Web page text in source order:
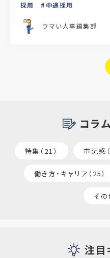
採用
中途採用
ウマい人事編集部
コラ
特集（21） 市況感
働き方・キャリア（25）
その
注目